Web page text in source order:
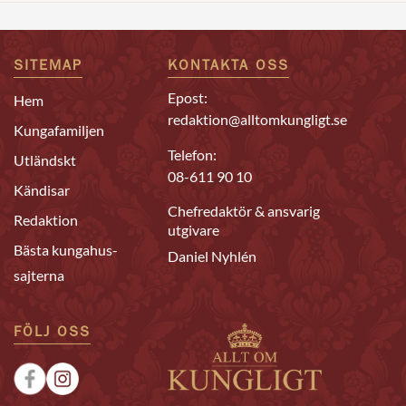
SITEMAP
Hem
Kungafamiljen
Utländskt
Kändisar
Redaktion
Bästa kungahus-
sajterna
KONTAKTA OSS
Epost:
redaktion@alltomkungligt.se
Telefon:
08-611 90 10
Chefredaktör & ansvarig
utgivare
Daniel Nyhlén
FÖLJ OSS